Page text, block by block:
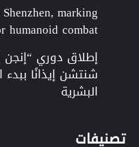
marking
humanoid combat
إطلاق دوري
شنتشن إيذانًا ببدء
البشرية
تصنيفات